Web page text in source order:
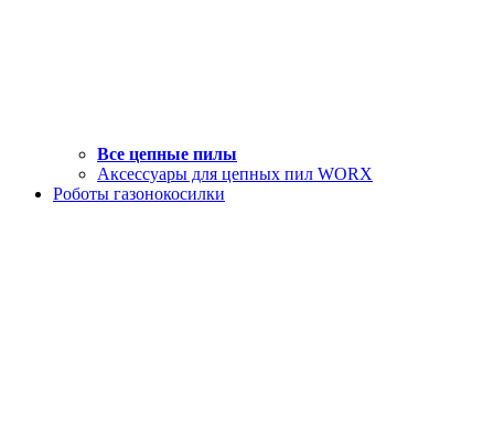
Все цепные пилы
Аксессуары для цепных пил WORX
Роботы газонокосилки